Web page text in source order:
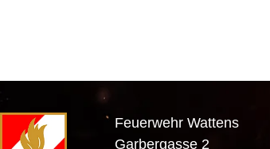
Feuerwehr Wattens
Garbergasse 2